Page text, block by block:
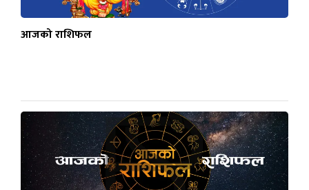
आजको राशिफल